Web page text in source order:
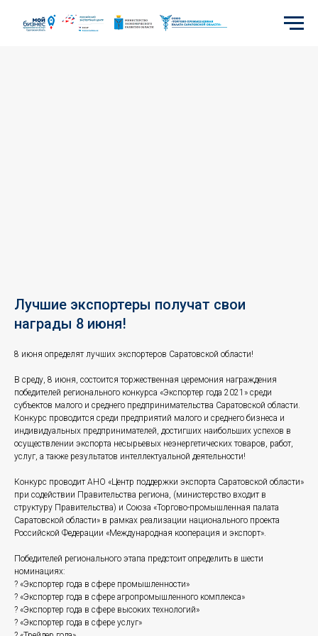
Лучшие экспортеры получат свои
награды 8 июня!
8 июня определят лучших экспортеров Саратовской области!
В среду, 8 июня, состоится торжественная церемония награждения
победителей регионального конкурса «Экспортер года 2021» среди
субъектов малого и среднего предпринимательства Саратовской области.
Конкурс проводится среди предприятий малого и среднего бизнеса и
индивидуальных предпринимателей, достигших наибольших успехов в
осуществлении экспорта несырьевых неэнергетических товаров, работ,
услуг, а также результатов интеллектуальной деятельности!
Конкурс проводит АНО «Центр поддержки экспорта Саратовской области»
при содействии Правительства региона, (министерство входит в
структуру Правительства) и Союза «Торгово-промышленная палата
Саратовской области» в рамках реализации национального проекта
Российской Федерации «Международная кооперация и экспорт».
Победителей регионального этапа предстоит определить в шести
номинациях:
? «Экспортер года в сфере промышленности»
? «Экспортер года в сфере агропромышленного комплекса»
? «Экспортер года в сфере высоких технологий»
? «Экспортер года в сфере услуг»